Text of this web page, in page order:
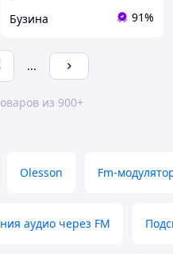
Бузина 91%
...
из 900+
Olesson Fm-
аудио через FM